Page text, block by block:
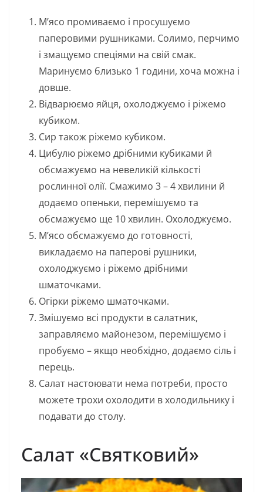
М’ясо промиваємо і просушуємо
паперовими рушниками. Солимо, перчимо
і змащуємо спеціями на свій смак.
Маринуємо близько 1 години, хоча можна і
довше.
Відварюємо яйця, охолоджуємо і ріжемо
кубиком.
Сир також ріжемо кубиком.
Цибулю ріжемо дрібними кубиками й
обсмажуємо на невеликій кількості
рослинної олії. Смажимо 3 – 4 хвилини й
додаємо опеньки, перемішуємо та
обсмажуємо ще 10 хвилин. Охолоджуємо.
М’ясо обсмажуємо до готовності,
викладаємо на паперові рушники,
охолоджуємо і ріжемо дрібними
шматочками.
Огірки ріжемо шматочками.
Змішуємо всі продукти в салатник,
заправляємо майонезом, перемішуємо і
пробуємо – якщо необхідно, додаємо сіль і
перець.
Салат настоювати нема потреби, просто
можете трохи охолодити в холодильнику і
подавати до столу.
Салат «Святковий»